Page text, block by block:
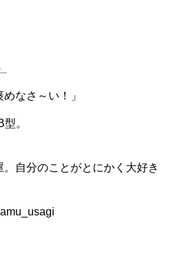
なさ～い！」
。
自分のことがとにかく大好き